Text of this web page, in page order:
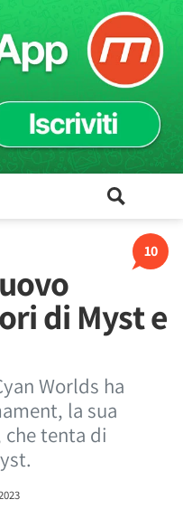
10
di Myst e
Worlds ha
la sua
che tenta di